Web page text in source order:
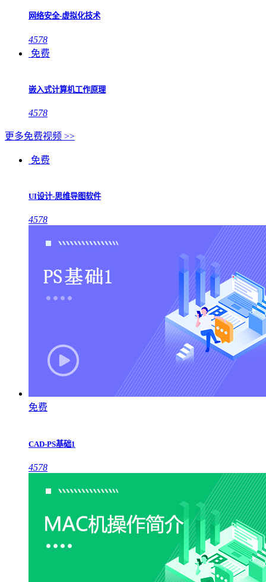
网络安全-虚拟化技术
4578
免费
嵌入式计算机工作原理
4578
更多免费视频 >>
免费
UI设计-思维导图软件
4578
免费
CAD-PS基础1
4578